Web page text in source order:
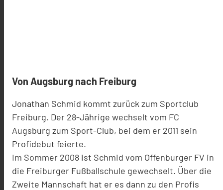
Von Augsburg nach Freiburg
Jonathan Schmid kommt zurück zum Sportclub
Freiburg. Der 28-Jährige wechselt vom FC
Augsburg zum Sport-Club, bei dem er 2011 sein
Profidebut feierte.
Im Sommer 2008 ist Schmid vom Offenburger FV in
die Freiburger Fußballschule gewechselt. Über die
Zweite Mannschaft hat er es dann zu den Profis